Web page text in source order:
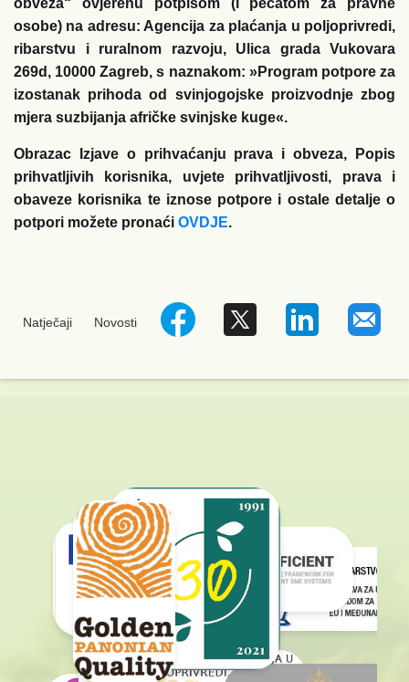
obveza“ ovjerenu potpisom (i pečatom za pravne
osobe) na adresu: Agencija za plaćanja u poljoprivredi,
ribarstvu i ruralnom razvoju, Ulica grada Vukovara
269d, 10000 Zagreb, s naznakom: »Program potpore za
izostanak prihoda od svinjogojske proizvodnje zbog
mjera suzbijanja afričke svinjske kuge«.
Obrazac Izjave o prihvaćanju prava i obveza, Popis
prihvatljivih korisnika, uvjete prihvatljivosti, prava i
obaveze korisnika te iznose potpore i ostale detalje o
potpori možete pronaći OVDJE.
Natječaji Novosti